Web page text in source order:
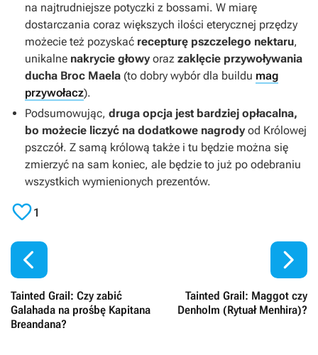
na najtrudniejsze potyczki z bossami. W miarę
dostarczania coraz większych ilości eterycznej przędzy
możecie też pozyskać recepturę pszczelego nektaru,
unikalne nakrycie głowy oraz zaklęcie przywoływania
ducha Broc Maela (to dobry wybór dla buildu mag
przywołacz).
Podsumowując, druga opcja jest bardziej opłacalna,
bo możecie liczyć na dodatkowe nagrody od Królowej
pszczół. Z samą królową także i tu będzie można się
zmierzyć na sam koniec, ale będzie to już po odebraniu
wszystkich wymienionych prezentów.
1

Tainted Grail: Czy zabić
Galahada na prośbę Kapitana
Breandana?
Tainted Grail: Maggot czy
Denholm (Rytuał Menhira)?
